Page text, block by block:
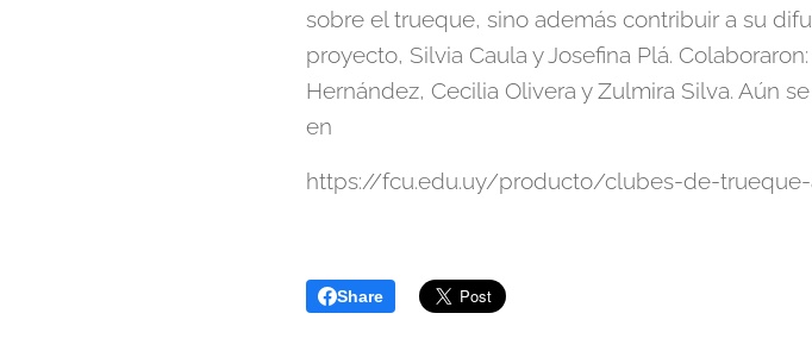
sobre el trueque, sino además contribuir a su
proyecto, Silvia Caula y Josefina Plá.
Hernández, Cecilia Olivera y Zulmira Silva. Aún
en
https://fcu.edu.uy/producto/clubes-de-
Share